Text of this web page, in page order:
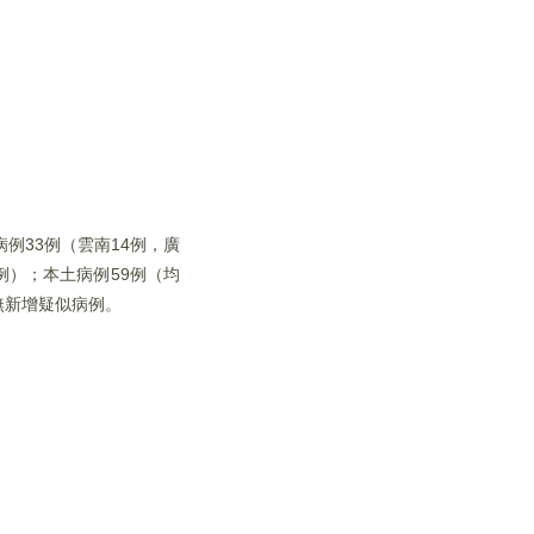
例33例（雲南14例，廣
）；本土病例59例（均
增疑似病例。